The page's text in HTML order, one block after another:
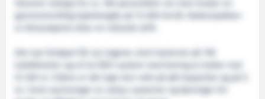
tilsvarer utslipp fra ca. 160 personbiler om man bruker en
gjennomsnittlig kjørelengde på 15 000 km/år. Batteripakken
er klimanøytral etter en måneds drift.
Det nye fartøyet får sju lugarer, stort lasterom på 190
kubikkmeter og vil ha ROV-system med boring av bolter ned
til 300 m. Videre er det lagt stor vekt på økt kapasitet og på å
ta i bruk nyvinninger av utstyr, systemer og løsninger for